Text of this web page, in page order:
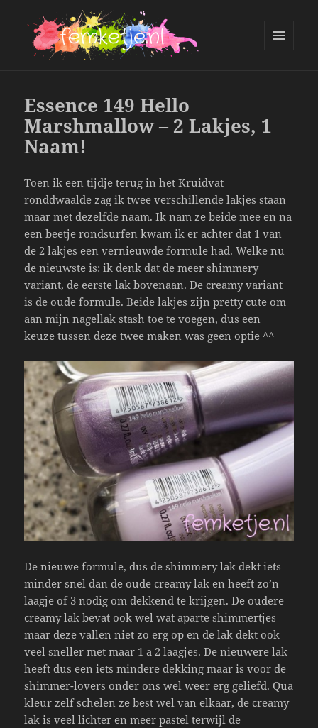
Essence 149 Hello
Marshmallow – 2 Lakjes, 1
Naam!
Toen ik een tijdje terug in het Kruidvat
ronddwaalde zag ik twee verschillende lakjes staan
maar met dezelfde naam. Ik nam ze beide mee en na
een beetje rondsurfen kwam ik er achter dat 1 van
de 2 lakjes een vernieuwde formule had. Welke nu
de nieuwste is: ik denk dat de meer shimmery
variant, de eerste lak bovenaan. De creamy variant
is de oude formule. Beide lakjes zijn pretty cute om
aan mijn nagellak stash toe te voegen, dus een
keuze tussen deze twee maken was geen optie ^^
De nieuwe formule, dus de shimmery lak dekt iets
minder snel dan de oude creamy lak en heeft zo’n
laagje of 3 nodig om dekkend te krijgen. De oudere
creamy lak bevat ook wel wat aparte shimmertjes
maar deze vallen niet zo erg op en de lak dekt ook
veel sneller met maar 1 a 2 laagjes. De nieuwere lak
heeft dus een iets mindere dekking maar is voor de
shimmer-lovers onder ons wel weer erg geliefd. Qua
kleur zelf schelen ze best wel van elkaar, de creamy
lak is veel lichter en meer pastel terwijl de